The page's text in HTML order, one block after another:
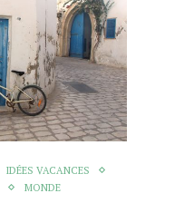
IDÉES VACANCES
MONDE